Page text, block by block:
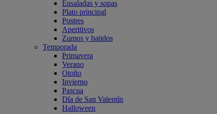
Ensaladas y sopas
Plato principal
Postres
Aperitivos
Zumos y batidos
Temporada
Primavera
Verano
Otoño
Invierno
Pascua
Día de San Valentín
Halloween